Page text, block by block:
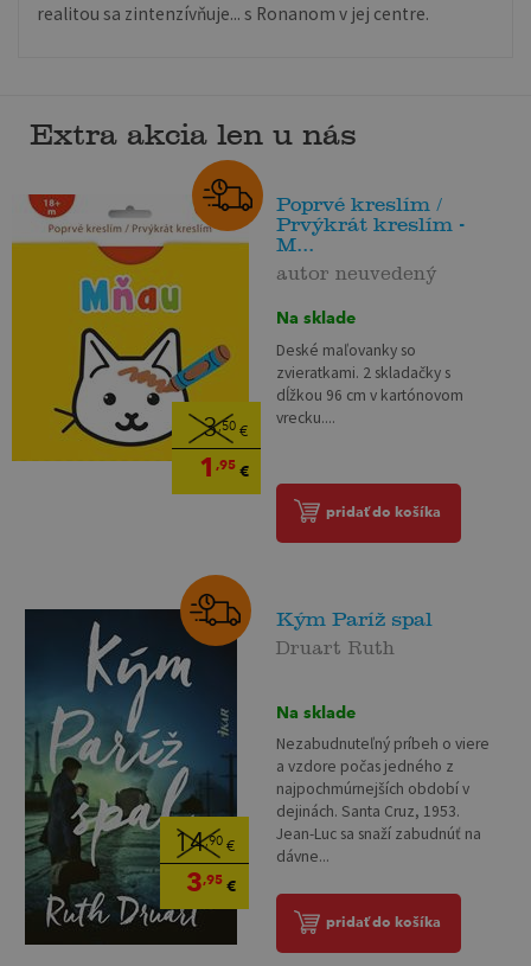
realitou sa zintenzívňuje... s Ronanom v jej centre.
Extra akcia len u nás
3,50€
1 ,95€
Poprvé kreslím /
Prvýkrát kreslím -
M...
autor neuvedený
Na sklade
Deské maľovanky so
zvieratkami. 2 skladačky s
dĺžkou 96 cm v kartónovom
vrecku....
pridať do košíka
14,90 €
3,95 €
Kým Paríž spal
Druart Ruth
Na sklade
Nezabudnuteľný príbeh o viere
a vzdore počas jedného z
najpochmúrnejších období v
dejinách. Santa Cruz, 1953.
Jean-Luc sa snaží zabudnúť na
dávne...
pridať do košíka